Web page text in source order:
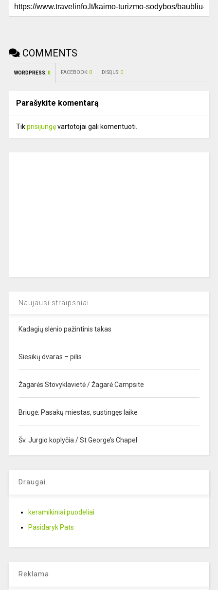
COMMENTS
WORDPRESS: 0 FACEBOOK: 0 DISQUS: 0
Parašykite komentarą
Tikprisijungęvartotojai gali komentuoti.
Naujausi straipsniai
Kadagių slėnio pažintinis takas
Siesikų dvaras – pilis
Žagarės Stovyklavietė / Žagarė Campsite
Briugė: Pasakų miestas, sustingęs laike
Šv. Jurgio koplyčia / St George’s Chapel
Draugai
keramikiniai puodeliai
Pasidaryk Pats
Reklama